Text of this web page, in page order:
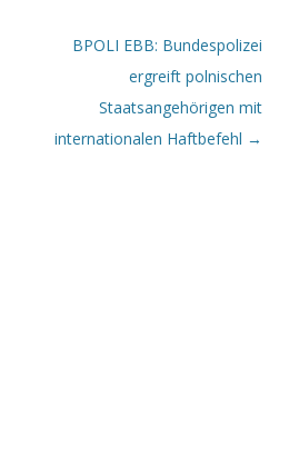
BPOLI EBB: Bundespolizei
ergreift polnischen
Staatsangehörigen mit
internationalen Haftbefehl →